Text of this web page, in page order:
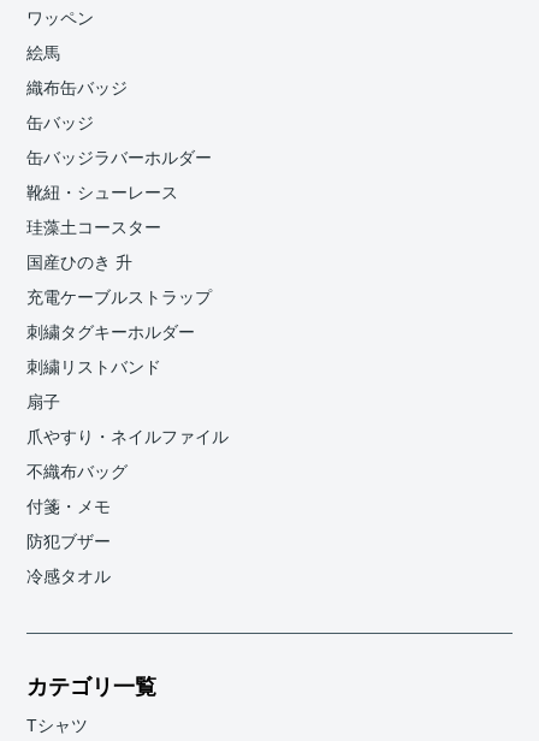
ワッペン
絵馬
織布缶バッジ
缶バッジ
缶バッジラバーホルダー
靴紐・シューレース
珪藻土コースター
国産ひのき 升
充電ケーブルストラップ
刺繍タグキーホルダー
刺繍リストバンド
扇子
爪やすり・ネイルファイル
不織布バッグ
付箋・メモ
防犯ブザー
冷感タオル
カテゴリ一覧
Tシャツ